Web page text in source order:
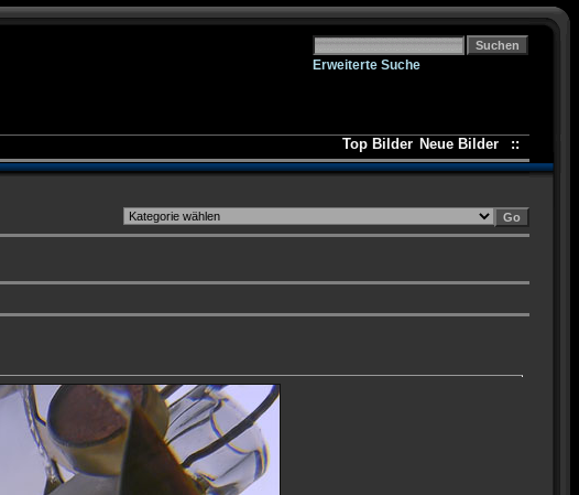
Erweiterte Suche
Top Bilder Neue Bilder ::